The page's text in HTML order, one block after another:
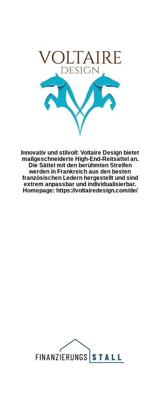
Innovativ und stilvoll: Voltaire Design bietet
maßgeschneiderte High-End-Reitsättel an.
Die Sättel mit den berühmten Streifen
werden in Frankreich aus den besten
französischen Ledern hergestellt und sind
extrem anpassbar und individualisierbar.
Homepage: https://voltairedesign.com/de/